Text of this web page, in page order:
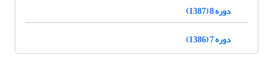
دوره 8 (1387)
دوره 7 (1386)